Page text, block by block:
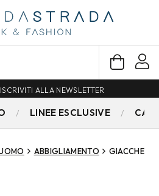
PER ORDINI SUPERIORI A 79€
LINEE ESCLUSIVE
ABBIGLIAMENTO GIACCHE